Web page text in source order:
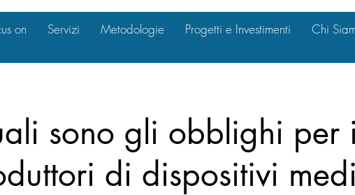
on Servizi Metodologie Progetti e Investimenti Chi
sono gli obblighi per i
di dispositivi